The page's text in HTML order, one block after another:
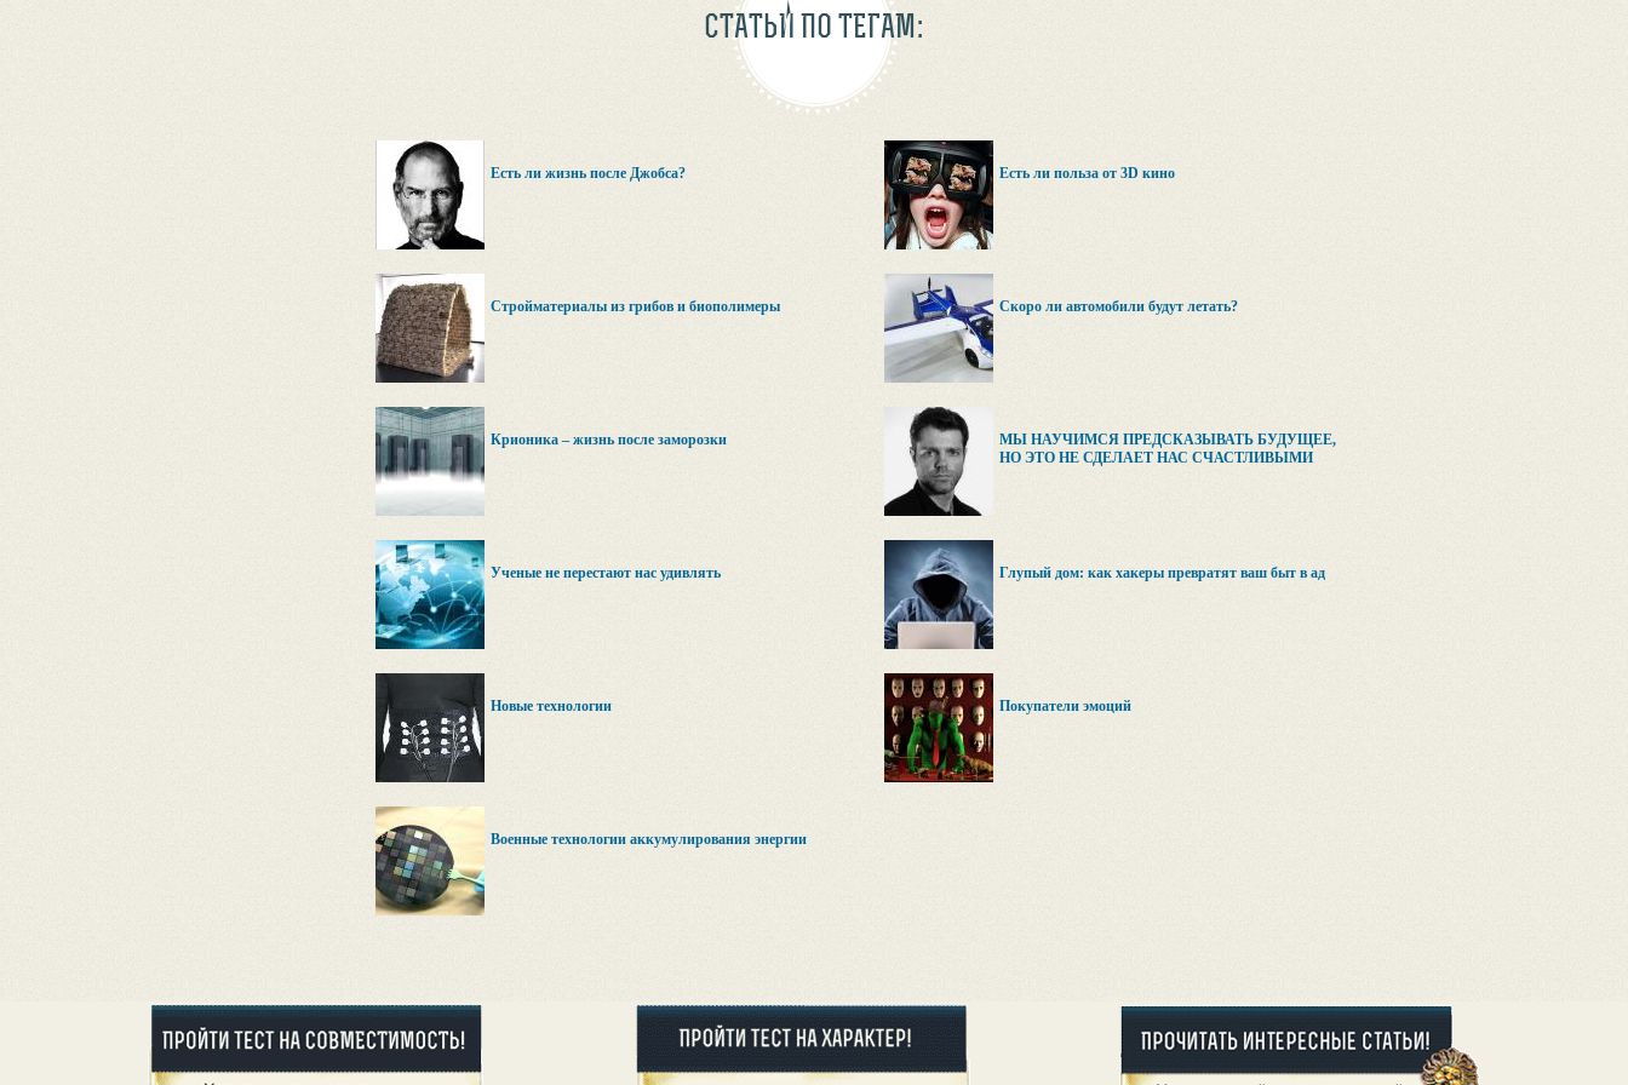
СТАТЬИ ПО ТЕГАМ:
Есть ли жизнь после Джобса? Есть ли польза от 3D кино
Стройматериалы из грибов и биополимеры Скоро ли автомобили будут летать?
Крионика – жизнь после заморозки
МЫ НАУЧИМСЯ ПРЕДСКАЗЫВАТЬ БУДУЩЕЕ,
НО ЭТО НЕ СДЕЛАЕТ НАС СЧАСТЛИВЫМИ
Ученые не перестают нас удивлять Глупый дом: как хакеры превратят ваш быт в ад
Новые технологии Покупатели эмоций
Военные технологии аккумулирования энергии